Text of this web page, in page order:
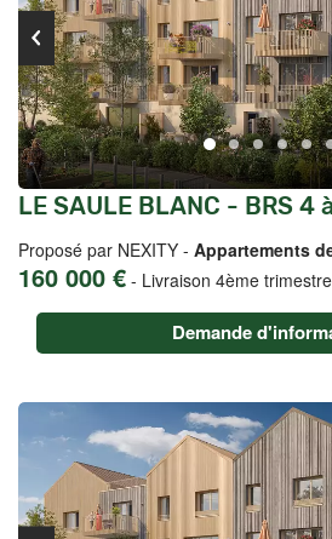
LE SAULE BLANC - BRS 4
Proposé par NEXITY - Appartements
160 000 € - Livraison 4ème
Demande